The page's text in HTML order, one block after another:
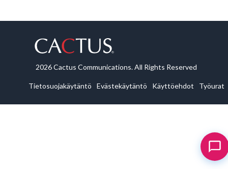
2026 Cactus Communications. All Rights Reserved
Tietosuojakäytäntö Evästekäytäntö Käyttöehdot Työurat